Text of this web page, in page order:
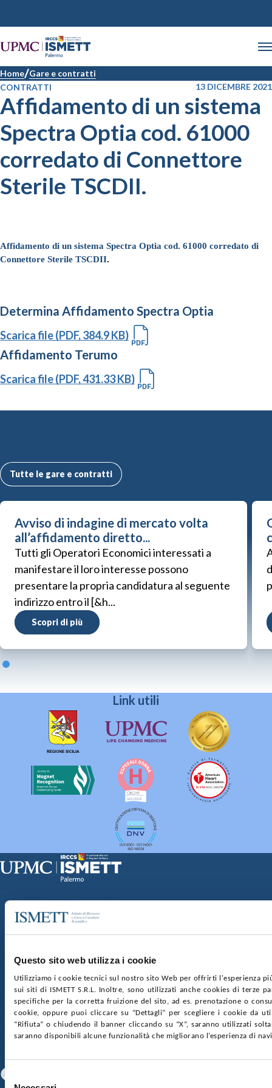
Questo sito web utilizza i cookie
Utilizziamo i cookie tecnici sul nostro sito Web per offrirti l'esperienza
sui siti di ISMETT S.R.L. Inoltre, sono utilizzati anche cookies di terze
specifiche per la corretta fruizione del sito, ad es. prenotazione o
cookie, oppure puoi cliccare su “Dettagli” per scegliere i cookie da
“Rifiuta” o chiudendo il banner cliccando su “X”, saranno utilizzati
saranno disponibili alcune funzionalità che migliorano l’esperienza di
Selezione
Home Gare e contratti
CONTRATTI
13 DICEMBRE 2021
Affidamento di un sistema
Spectra Optia cod. 61000
corredato di Connettore
Sterile TSCDII.
Affidamento di un sistema Spectra Optia cod. 61000 corredato di
Connettore Sterile TSCDII.
Determina Affidamento Spectra Optia
Scarica file (PDF, 384.9 KB)
Affidamento Terumo
Scarica file (PDF, 431.33 KB)
Tutte le gare e contratti
Avviso di indagine di mercato volta
all’affidamento diretto...
Tutti gli Operatori Economici interessati a
manifestare il loro interesse possono
presentare la propria candidatura al seguente
indirizzo entro il [&h...
Scopri di più
Link utili
Via Discesa dei Giudici 4 90133 Palermo
nr. REA PA-201818 P.I. 04544550827
SOCIETÀ TRASPARENTE WHISTLEBLOWING
GARE E CONTRATTIPRIVACYCOOKIE POLICY
SOSTIENICIMAPPA DEL SITOACCESSIBILITÀ
CONTATTI